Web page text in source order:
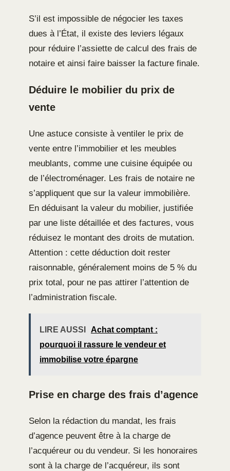
S’il est impossible de négocier les taxes
dues à l’État, il existe des leviers légaux
pour réduire l’assiette de calcul des frais de
notaire et ainsi faire baisser la facture finale.
Déduire le mobilier du prix de
vente
Une astuce consiste à ventiler le prix de
vente entre l’immobilier et les meubles
meublants, comme une cuisine équipée ou
de l’électroménager. Les frais de notaire ne
s’appliquent que sur la valeur immobilière.
En déduisant la valeur du mobilier, justifiée
par une liste détaillée et des factures, vous
réduisez le montant des droits de mutation.
Attention : cette déduction doit rester
raisonnable, généralement moins de 5 % du
prix total, pour ne pas attirer l’attention de
l’administration fiscale.
LIRE AUSSI
Achat comptant :
pourquoi il rassure le vendeur et
immobilise votre épargne
Prise en charge des frais d’agence
Selon la rédaction du mandat, les frais
d’agence peuvent être à la charge de
l’acquéreur ou du vendeur. Si les honoraires
sont à la charge de l’acquéreur, ils sont